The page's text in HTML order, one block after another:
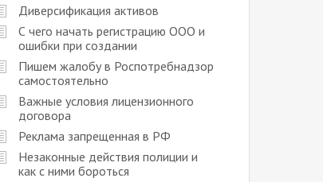
Диверсификация активов
С чего начать регистрацию ООО и
ошибки при создании
Пишем жалобу в Роспотребнадзор
самостоятельно
Важные условия лицензионного
договора
Реклама запрещенная в РФ
Незаконные действия полиции и
как с ними бороться